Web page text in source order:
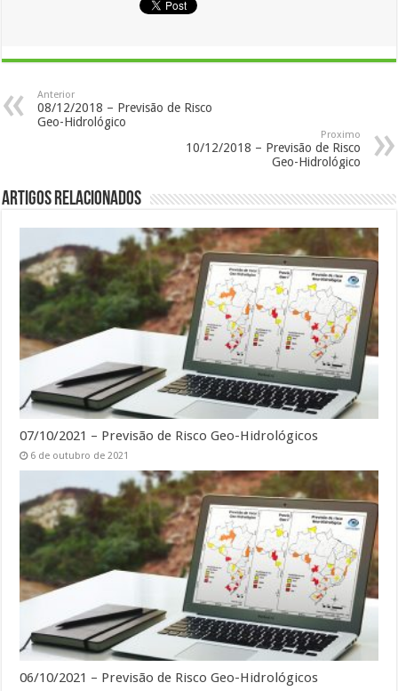
Anterior
08/12/2018 – Previsão de Risco
Geo-Hidrológico
Proximo
10/12/2018 – Previsão de Risco
Geo-Hidrológico
Artigos Relacionados
07/10/2021 – Previsão de Risco Geo-Hidrológicos
6 de outubro de 2021
06/10/2021 – Previsão de Risco Geo-Hidrológicos